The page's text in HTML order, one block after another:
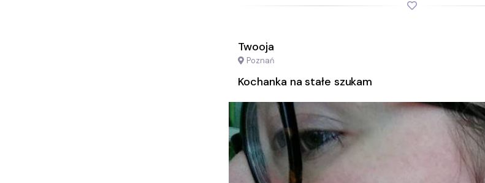
Twooja
Poznań
Kochanka na stałe szukam